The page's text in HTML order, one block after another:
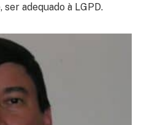
adequado à LGPD.